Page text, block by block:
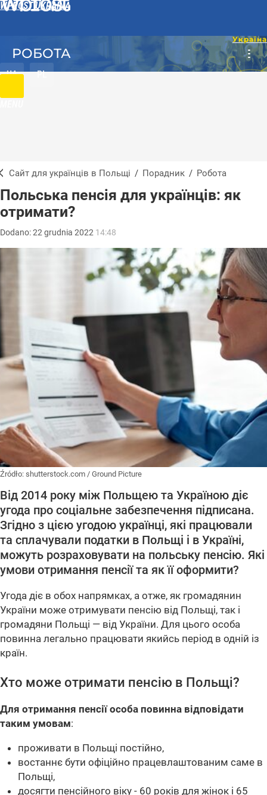
WPROST UKRAINA
UA PL
РОБОТА
Сайт для українців в Польщі / Порадник / Робота
Польська пенсія для українців: як
отримати?
Dodano:22 grudnia 2022 14:48
Źródło: shutterstock.com / Ground Picture
Від 2014 року між Польщею та Україною діє
угода про соціальне забезпечення підписана.
Згідно з цією угодою українці, які працювали
та сплачували податки в Польщі і в Україні,
можуть розраховувати на польську пенсію. Які
умови отримання пенсії та як її оформити?
Угода діє в обох напрямках, а отже, як громадянин
України може отримувати пенсію від Польщі, так і
громадяни Польщі — від України. Для цього особа
повинна легально працювати якийсь період в одній із
країн.
Хто може отримати пенсію в Польщі?
Для отримання пенсії особа повинна відповідати
таким умовам:
проживати в Польщі постійно,
востаннє бути офіційно працевлаштованим саме в
Польщі,
досягти пенсійного віку - 60 років для жінок і 65